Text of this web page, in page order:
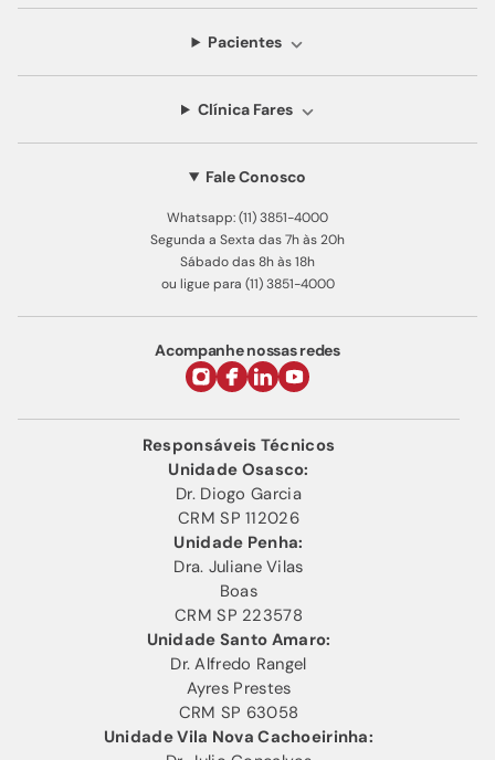
Pacientes
Clínica Fares
Fale Conosco
Whatsapp: (11) 3851-4000
Segunda a Sexta das 7h às 20h
Sábado das 8h às 18h
ou ligue para (11) 3851-4000
Acompanhe nossas redes
Responsáveis Técnicos
Unidade Osasco:
Dr. Diogo Garcia
CRM SP 112026
Unidade Penha:
Dra. Juliane Vilas
Boas
CRM SP 223578
Unidade Santo Amaro:
Dr. Alfredo Rangel
Ayres Prestes
CRM SP 63058
Unidade Vila Nova Cachoeirinha: